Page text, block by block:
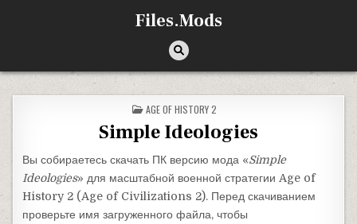
Files.Mods
ОПУБЛИКОВАНО В
AGE OF HISTORY 2
Simple Ideologies
Вы собираетесь скачать ПК версию мода «Simple
Ideologies» для масштабной военной стратегии Age of
History 2 (Age of Civilizations 2). Перед скачиванием
проверьте имя загруженного файла, чтобы